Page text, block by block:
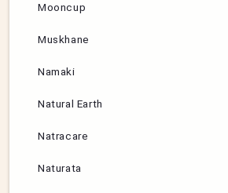
Mooncup
Muskhane
Namaki
Natural Earth
Natracare
Naturata